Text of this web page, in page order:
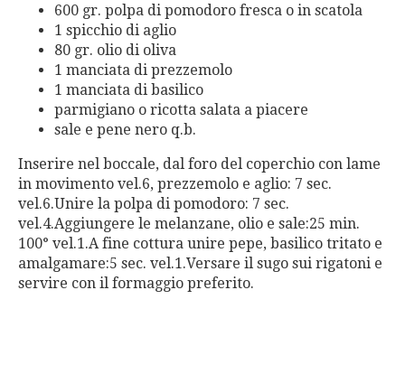
600 gr. polpa di pomodoro fresca o in scatola
1 spicchio di aglio
80 gr. olio di oliva
1 manciata di prezzemolo
1 manciata di basilico
parmigiano o ricotta salata a piacere
sale e pene nero q.b.
Inserire nel boccale, dal foro del coperchio con lame
in movimento vel.6, prezzemolo e aglio: 7 sec.
vel.6.Unire la polpa di pomodoro: 7 sec.
vel.4.Aggiungere le melanzane, olio e sale:25 min.
100° vel.1.A fine cottura unire pepe, basilico tritato e
amalgamare:5 sec. vel.1.Versare il sugo sui rigatoni e
servire con il formaggio preferito.